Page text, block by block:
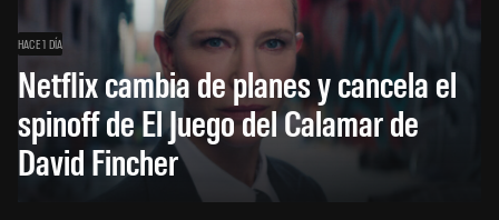
HACE 1 DÍA
Netflix cambia de planes y cancela el
spinoff de El Juego del Calamar de
David Fincher